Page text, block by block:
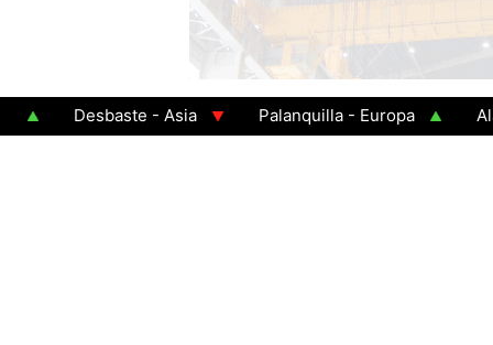
Desbaste - Asia Palanquilla - Europa